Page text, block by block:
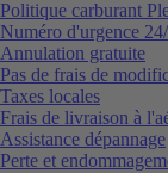
Politique carburant
Numéro d'urgence
Annulation gratuite
Pas de frais de
Taxes locales
Frais de livraison à
Assistance dépannage
Perte et